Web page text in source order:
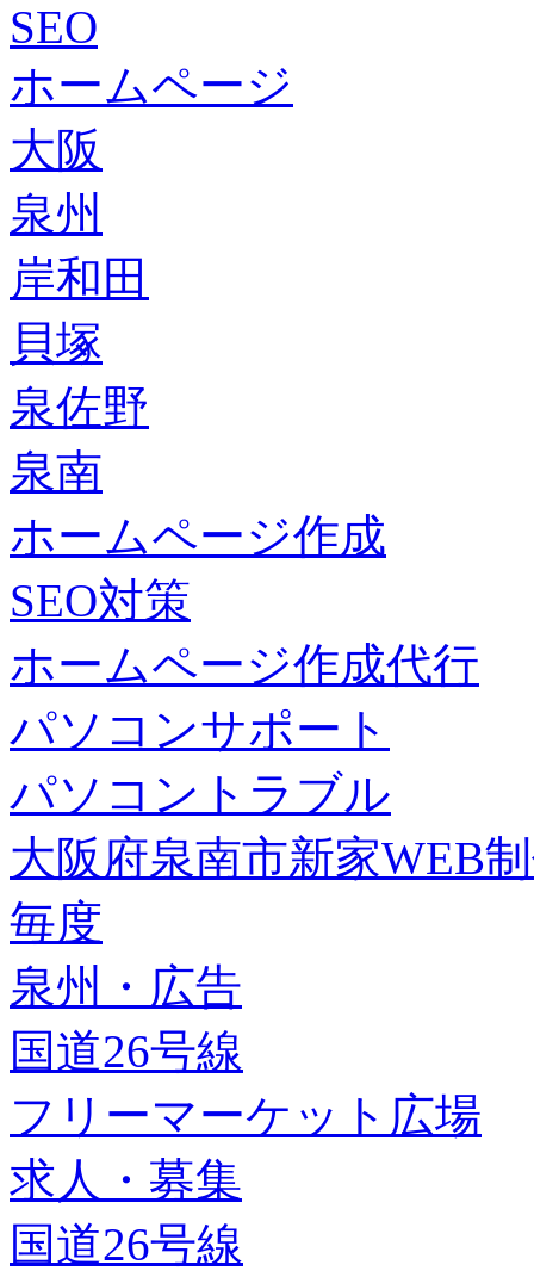
SEO
ホームページ
大阪
泉州
岸和田
貝塚
泉佐野
泉南
ホームページ作成
SEO対策
ホームページ作成代行
パソコンサポート
パソコントラブル
大阪府泉南市新家WEB
毎度
泉州・広告
国道26号線
フリーマーケット広場
求人・募集
国道26号線